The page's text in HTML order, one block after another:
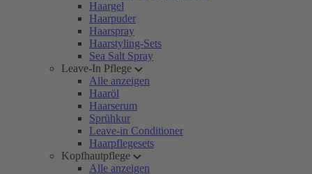
Haargel
Haarpuder
Haarspray
Haarstyling-Sets
Sea Salt Spray
Leave-In Pflege
Alle anzeigen
Haaröl
Haarserum
Sprühkur
Leave-in Conditioner
Haarpflegesets
Kopfhautpflege
Alle anzeigen